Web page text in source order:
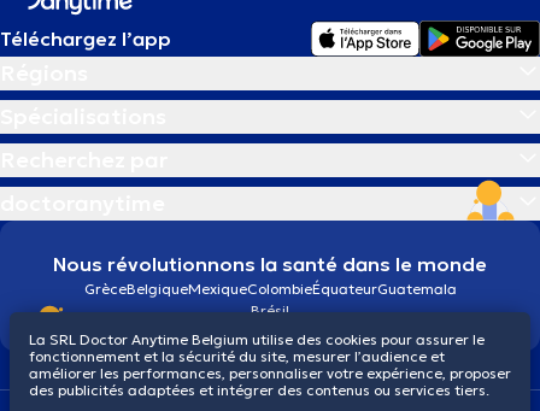
Téléchargez l’app
Nous révolutionnons la santé dans le monde
GrèceBelgiqueMexiqueColombieÉquateurGuatemala
Brésil
La SRL Doctor Anytime Belgium utilise des cookies pour assurer le
fonctionnement et la sécurité du site, mesurer l’audience et
améliorer les performances, personnaliser votre expérience, proposer
des publicités adaptées et intégrer des contenus ou services tiers.